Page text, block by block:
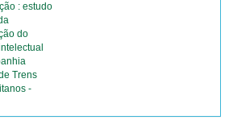
: estudo
do
Trens
-